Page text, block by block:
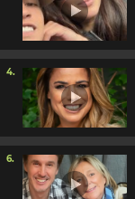
4.
6.